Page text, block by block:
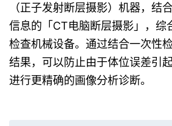
（正子发射断层摄影）机器，结
信息的「CT电脑断层摄影」，综
检查机械设备。通过结合一次性
结果，可以防止由于体位误差引
进行更精确的画像分析诊断。